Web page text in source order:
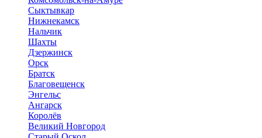
Сыктывкар
Нижнекамск
Нальчик
Шахты
Дзержинск
Орск
Братск
Благовещенск
Энгельс
Ангарск
Королёв
Великий Новгород